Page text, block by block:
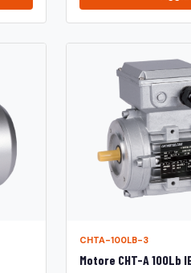
CHTA-100LB-3
Motore CHT-A 100Lb